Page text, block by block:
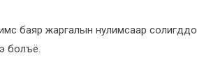
баяр жаргалын нулимсаар
болъё.